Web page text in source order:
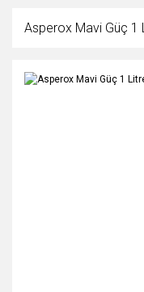
Asperox Mavi Güç 1